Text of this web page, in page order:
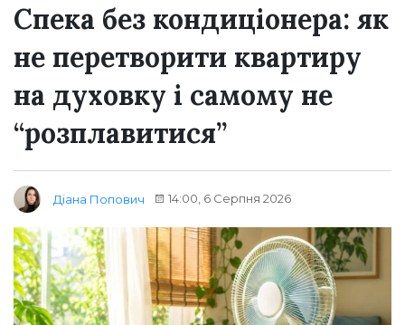
Спека без кондиціонера: як
не перетворити квартиру
на духовку і самому не
“розплавитися”
Діана Попович 14:00, 6 Серпня 2026